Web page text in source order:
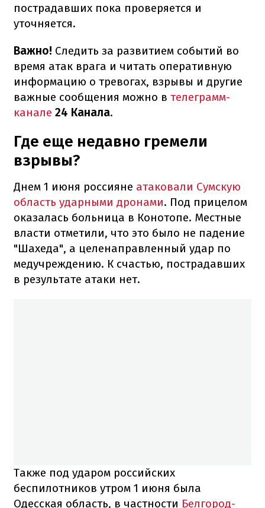
пострадавших пока проверяется и
уточняется.
Важно! Следить за развитием событий во
время атак врага и читать оперативную
информацию о тревогах, взрывы и другие
важные сообщения можно в телеграмм-
канале 24 Канала.
Где еще недавно гремели
взрывы?
Днем 1 июня россияне атаковали Сумскую
область ударными дронами. Под прицелом
оказалась больница в Конотопе. Местные
власти отметили, что это было не падение
"Шахеда", а целенаправленный удар по
медучреждению. К счастью, пострадавших
в результате атаки нет.
Также под ударом российских
беспилотников утром 1 июня была
Одесская область, в частности Белгород-